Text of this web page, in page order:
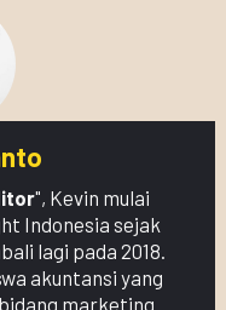
", Kevin mulai
Indonesia sejak
lagi pada 2018.
akuntansi yang
marketing